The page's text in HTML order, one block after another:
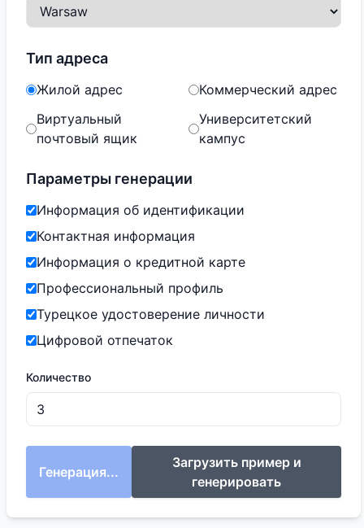
Тип адреса
Жилой адрес
Коммерческий адрес
Виртуальный
почтовый ящик
Университетский
кампус
Параметры генерации
Информация об идентификации
Контактная информация
Информация о кредитной карте
Профессиональный профиль
Турецкое удостоверение личности
Цифровой отпечаток
Количество
Генерация...
Загрузить пример и
генерировать